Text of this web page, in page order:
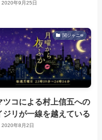
2020年9月25日
関ジャニ∞
ツコによる村上信五への
ジリが一線を越えている
2020年8月2日